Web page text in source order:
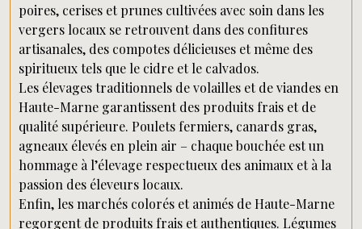
poires, cerises et prunes cultivées avec soin dans les
vergers locaux se retrouvent dans des confitures
artisanales, des compotes délicieuses et même des
spiritueux tels que le cidre et le calvados.
Les élevages traditionnels de volailles et de viandes en
Haute-Marne garantissent des produits frais et de
qualité supérieure. Poulets fermiers, canards gras,
agneaux élevés en plein air – chaque bouchée est un
hommage à l’élevage respectueux des animaux et à la
passion des éleveurs locaux.
Enfin, les marchés colorés et animés de Haute-Marne
regorgent de produits frais et authentiques. Légumes